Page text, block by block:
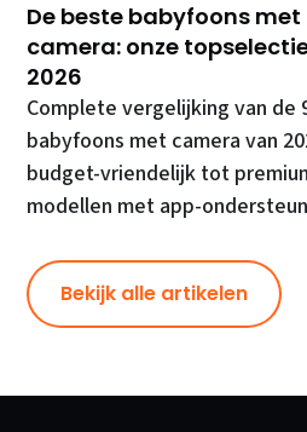
De beste babyfoons met
camera: onze
2026
Complete vergelijking van de
babyfoons met camera van
budget-vriendelijk tot
modellen met app-
Bekijk alle artikelen